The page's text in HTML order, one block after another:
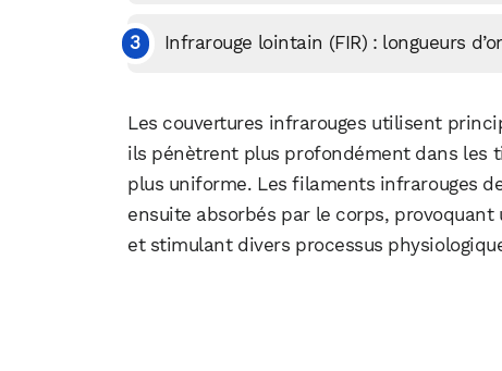
Infrarouge lointain (FIR) : longueurs
Les couvertures infrarouges utilisent
ils pénètrent plus profondément dans
plus uniforme. Les filaments infrarouges
ensuite absorbés par le corps,
et stimulant divers processus